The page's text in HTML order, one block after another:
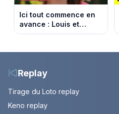
Ici tout commence en
avance : Louis et
Jasmine enfin en
août 2026 (spoiler)
Replay
Tirage du Loto replay
Keno replay